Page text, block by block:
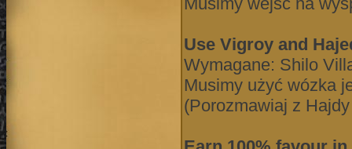
Use Vigroy and
Wymagane: Shilo
Musimy użyć wózka
(Porozmawiaj z